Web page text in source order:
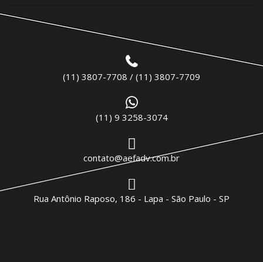
(11) 3807-7708 / (11) 3807-7709
(11) 9 3258-3074
contato@aefadv.com.br
Rua Antônio Raposo, 186 - Lapa - São Paulo - SP